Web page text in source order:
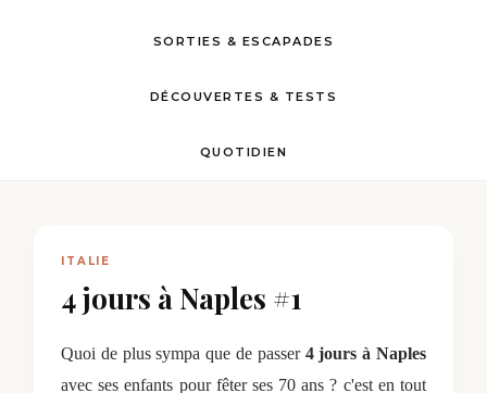
SORTIES & ESCAPADES
DÉCOUVERTES & TESTS
QUOTIDIEN
ITALIE
4 jours à Naples #1
Quoi de plus sympa que de passer 4 jours à Naples
avec ses enfants pour fêter ses 70 ans ? c'est en tout